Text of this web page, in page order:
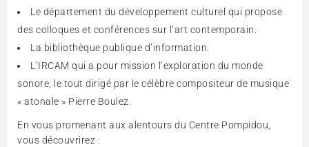
Le département du développement culturel qui propose
des colloques et conférences sur l’art contemporain.
La bibliothèque publique d’information.
L’IRCAM qui a pour mission l’exploration du monde
sonore, le tout dirigé par le célèbre compositeur de musique
« atonale » Pierre Boulez.
En vous promenant aux alentours du Centre Pompidou,
vous découvrirez :